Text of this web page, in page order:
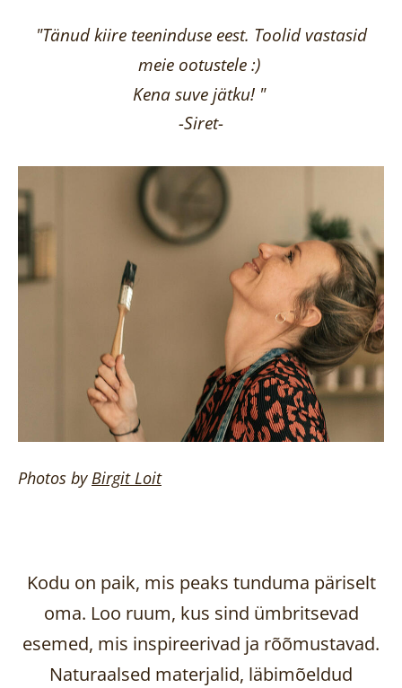
"Tänud kiire teeninduse eest. Toolid vastasid
meie ootustele :)
Kena suve jätku! "
-Siret-
Photos byBirgitLoit
Kodu on paik, mis peaks tunduma päriselt
oma. Loo ruum, kus sind ümbritsevad
esemed, mis inspireerivad ja rõõmustavad.
Naturaalsed materjalid, läbimõeldud